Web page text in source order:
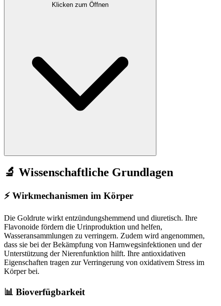
Klicken zum Öffnen
🔬 Wissenschaftliche Grundlagen
⚡ Wirkmechanismen im Körper
Die Goldrute wirkt entzündungshemmend und diuretisch. Ihre
Flavonoide fördern die Urinproduktion und helfen,
Wasseransammlungen zu verringern. Zudem wird angenommen,
dass sie bei der Bekämpfung von Harnwegsinfektionen und der
Unterstützung der Nierenfunktion hilft. Ihre antioxidativen
Eigenschaften tragen zur Verringerung von oxidativem Stress im
Körper bei.
📊 Bioverfügbarkeit